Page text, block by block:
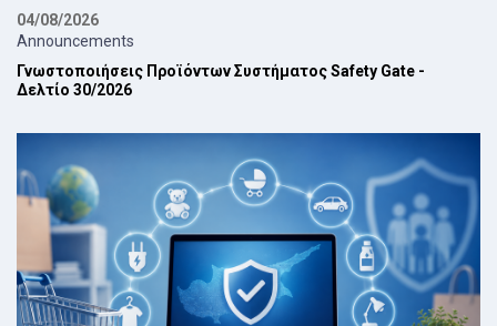
04/08/2026
Announcements
Γνωστοποιήσεις Προϊόντων Συστήματος Safety Gate -
Δελτίο 30/2026